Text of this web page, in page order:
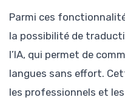
Parmi ces
la possibilité de
l’IA, qui permet de
langues sans effort.
les professionnels et